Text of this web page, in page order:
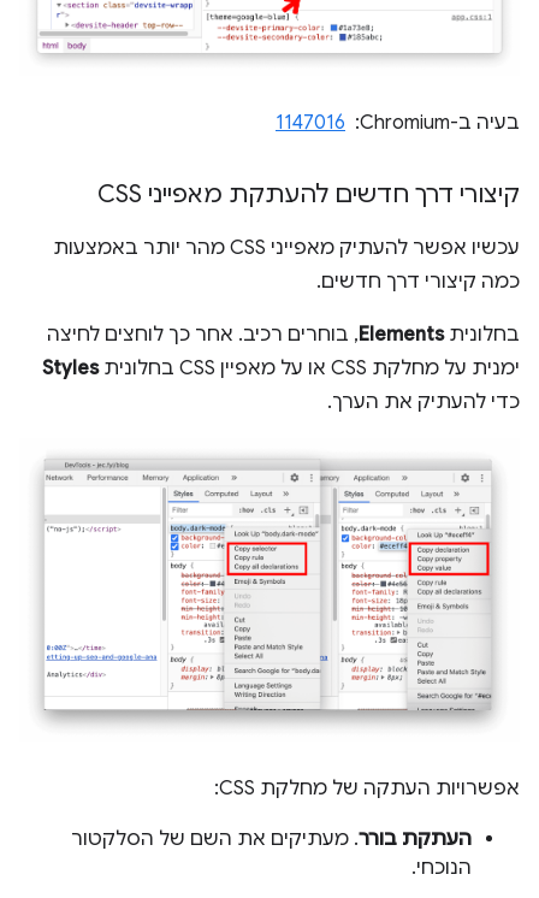
בעיה ב-Chromium: ‏ 1147016
קיצורי דרך חדשים להעתקת מאפייני CSS
עכשיו אפשר להעתיק מאפייני CSS מהר יותר באמצעות
כמה קיצורי דרך חדשים.
בחלוניתElements, בוחרים רכיב. אחר כך לוחצים לחיצה
ימנית על מחלקת CSS או על מאפיין CSS בחלונית
Styles
כדי להעתיק את הערך.
אפשרויות העתקה של מחלקת CSS:
העתקת בורר. מעתיקים את השם של הסלקטור
הנוכחי.